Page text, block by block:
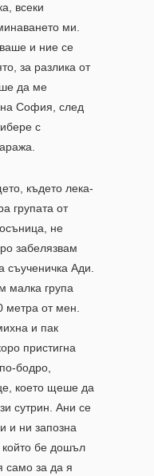
всеки
ми.
и ние се
за разлика от
да ме
София, след
с
където лека-
групата от
не
забелязвам
съученичка Ади.
малка група
метра от мен.
и пак
пристигна
бодро,
което щеше да
сутрин. Ани се
и ни запозна
който бе дошъл
само за да я